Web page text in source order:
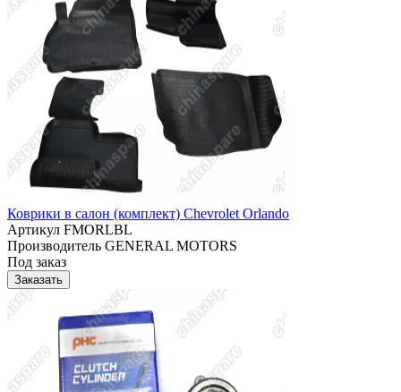
Коврики в салон (комплект) Chevrolet Orlando
Артикул FMORLBL
Производитель GENERAL MOTORS
Под заказ
Заказать